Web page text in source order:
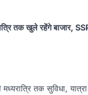
तक खुले रहेंगे बाजार, SSP
तक सुविधा, यात्रा